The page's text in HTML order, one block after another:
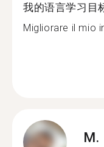
我的语言学习目
Migliorare il mio
M.